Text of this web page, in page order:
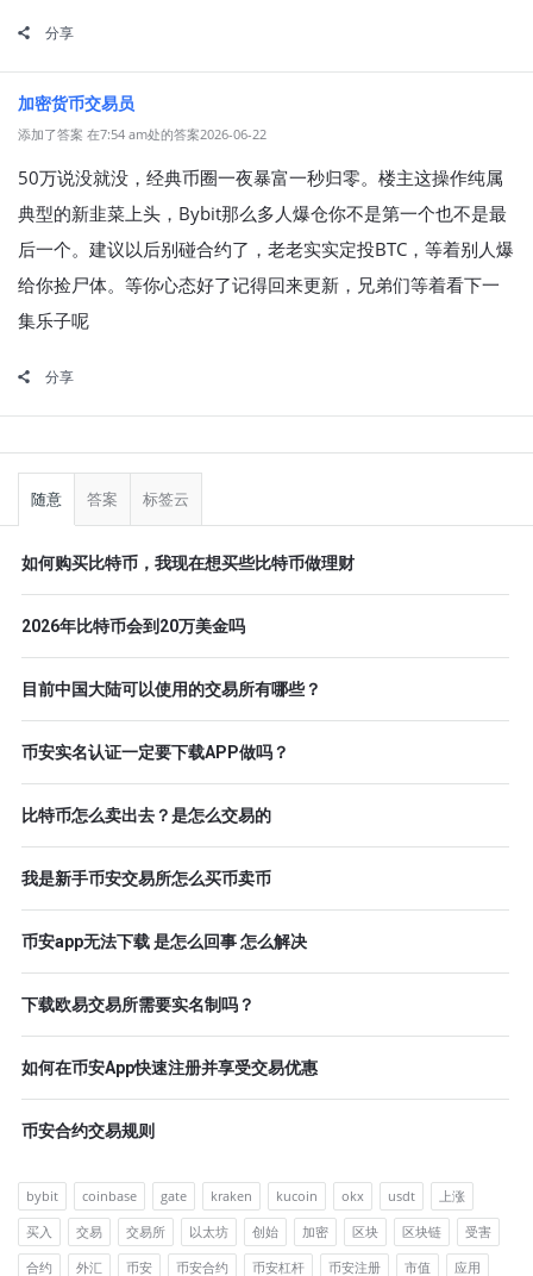
分享
加密货币交易员
添加了答案 在7:54 am处的答案2026-06-22
50万说没就没，经典币圈一夜暴富一秒归零。楼主这操作纯属
典型的新韭菜上头，Bybit那么多人爆仓你不是第一个也不是最
后一个。建议以后别碰合约了，老老实实定投BTC，等着别人爆
给你捡尸体。等你心态好了记得回来更新，兄弟们等着看下一
集乐子呢
分享
侧
随意 答案 标签云
如何购买比特币，我现在想买些比特币做理财
2026年比特币会到20万美金吗
目前中国大陆可以使用的交易所有哪些？
币安实名认证一定要下载APP做吗？
比特币怎么卖出去？是怎么交易的
我是新手币安交易所怎么买币卖币
币安app无法下载 是怎么回事 怎么解决
下载欧易交易所需要实名制吗？
如何在币安App快速注册并享受交易优惠
币安合约交易规则
bybit coinbase gate kraken kucoin okx usdt
上涨
买入
交易 交易所 以太坊 创始 加密 区块 区块链
受害
合约
外汇 币安 币安合约 币安杠杆 币安注册 市值 应用